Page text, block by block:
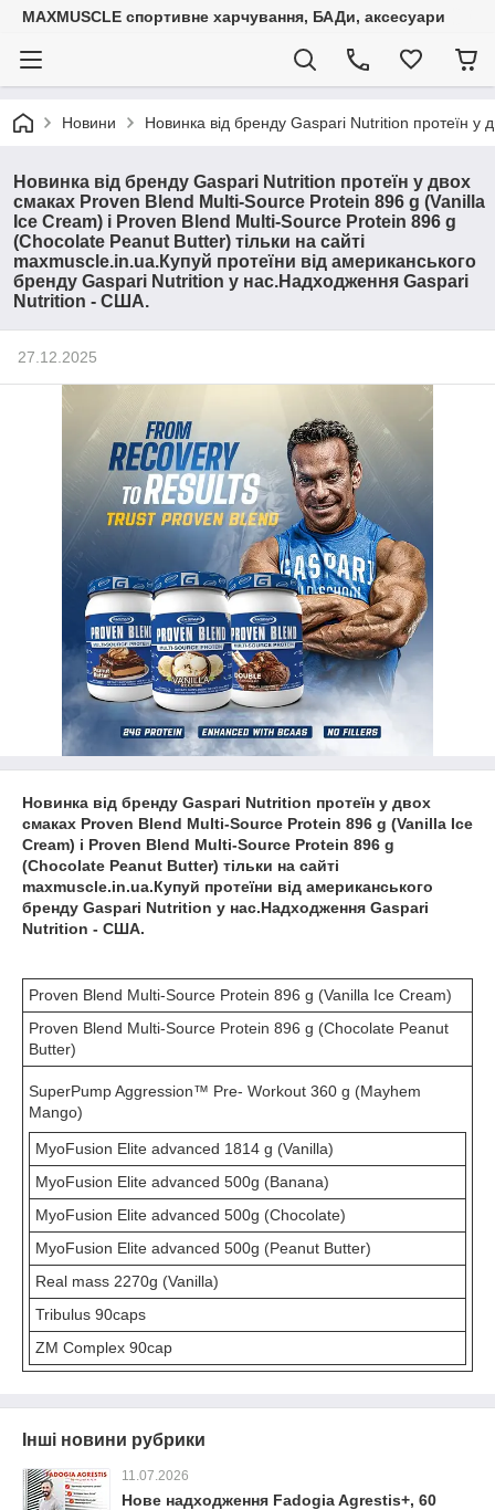
MAXMUSCLE спортивне харчування, БАДи, аксесуари
Новини Новинка від бренду Gaspari Nutrition протеїн
Новинка від бренду Gaspari Nutrition протеїн у двох
смаках Proven Blend Multi-Source Protein 896 g (Vanilla
Ice Cream) і Proven Blend Multi-Source Protein 896 g
(Chocolate Peanut Butter) тільки на сайті
maxmuscle.in.ua.Купуй протеїни від американського
бренду Gaspari Nutrition у нас.Надходження Gaspari
Nutrition - США.
27.12.2025
Новинка від бренду Gaspari Nutrition протеїн у двох
смаках Proven Blend Multi-Source Protein 896 g (Vanilla Ice
Cream) і Proven Blend Multi-Source Protein 896 g
(Chocolate Peanut Butter) тільки на сайті
maxmuscle.in.ua.Купуй протеїни від американського
бренду Gaspari Nutrition у нас.Надходження Gaspari
Nutrition - США.
Proven Blend Multi-Source Protein 896 g (Vanilla Ice Cream)
Proven Blend Multi-Source Protein 896 g (Chocolate Peanut
Butter)
SuperPump Aggression™ Pre- Workout 360 g (Mayhem
Mango)
MyoFusion Elite advanced 1814 g (Vanilla)
MyoFusion Elite advanced 500g (Banana)
MyoFusion Elite advanced 500g (Chocolate)
MyoFusion Elite advanced 500g (Peanut Butter)
Real mass 2270g (Vanilla)
Tribulus 90caps
ZM Complex 90cap
Інші новини рубрики
11.07.2026
Нове надходження Fadogia Agrestis+, 60